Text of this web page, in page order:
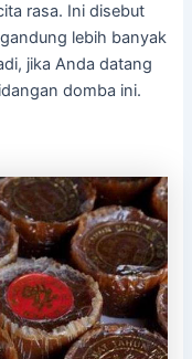
rasa. Ini disebut
lebih banyak
jika Anda datang
domba ini.